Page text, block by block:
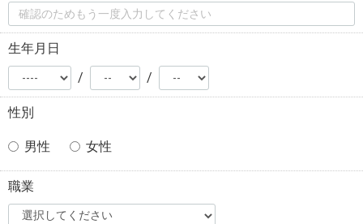
生年月日
/
/
性別
男性 女性
職業